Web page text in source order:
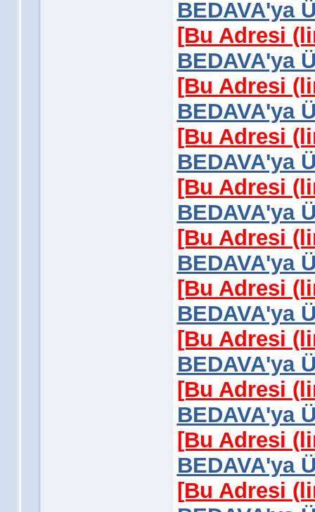
BEDAVA'ya
[Bu Adresi
BEDAVA'ya
[Bu Adresi
BEDAVA'ya
[Bu Adresi
BEDAVA'ya
[Bu Adresi
BEDAVA'ya
[Bu Adresi
BEDAVA'ya
[Bu Adresi
BEDAVA'ya
[Bu Adresi
BEDAVA'ya
[Bu Adresi
BEDAVA'ya
[Bu Adresi
BEDAVA'ya
[Bu Adresi